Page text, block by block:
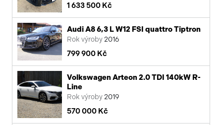
1 633 500 Kč
Audi A8 6,3 L W12 FSI quattro Tiptron
Rok výroby 2016
799 900 Kč
Volkswagen Arteon 2.0 TDI 140kW R-
Line
Rok výroby 2019
570 000 Kč